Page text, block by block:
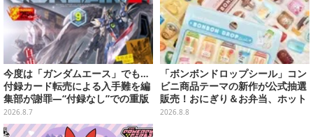
今度は「ガンダムエース」でも…
付録カード転売による入手難を編
集部が謝罪―“付録なし”での重版
対応を進行中
2026.8.7
「ボンボンドロップシール」コン
ビニ商品テーマの新作が公式抽選
販売！おにぎり＆お弁当、ホット
スナックなど4種セット
2026.8.8